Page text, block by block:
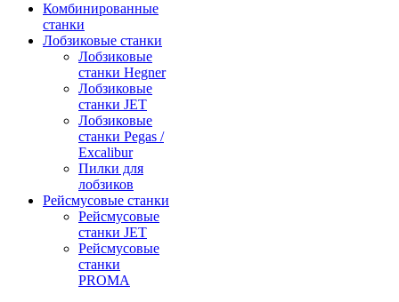
Комбинированные
станки
Лобзиковые станки
Лобзиковые
станки Hegner
Лобзиковые
станки JET
Лобзиковые
станки Pegas /
Excalibur
Пилки для
лобзиков
Рейсмусовые станки
Рейсмусовые
станки JET
Рейсмусовые
станки
PROMA